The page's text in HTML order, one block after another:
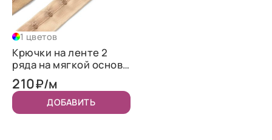
1 цветов
Крючки на ленте 2
ряда на мягкой основе
шир.40мм "Телесный"
210₽/м
ДОБАВИТЬ